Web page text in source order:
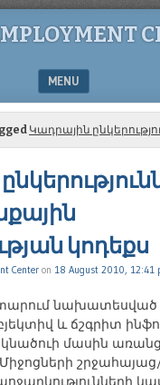
MENU
Կադրային
կոդեքս
Center on 18 August 2010, 12:41
նախատեսված
և ճշգրիտ
մասին առանց